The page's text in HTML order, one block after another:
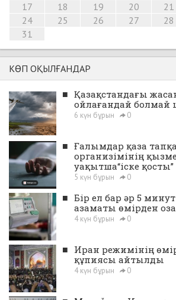
17
18 19 20 21
24
25 26 27 28
31
КӨП ОҚЫЛҒАНДАР
■ Қазақстандағы
ойлағандай
6 күн бұрын 0
■ Ғалымдар қаза
организімінің
уақытша“іске қосты”
5 күн бұрын 0
■ Бір ел бар әр 5
азаматы өмірден
4 күн бұрын 0
■ Иран режимінің
құпиясы айтылды
4 күн бұрын 0